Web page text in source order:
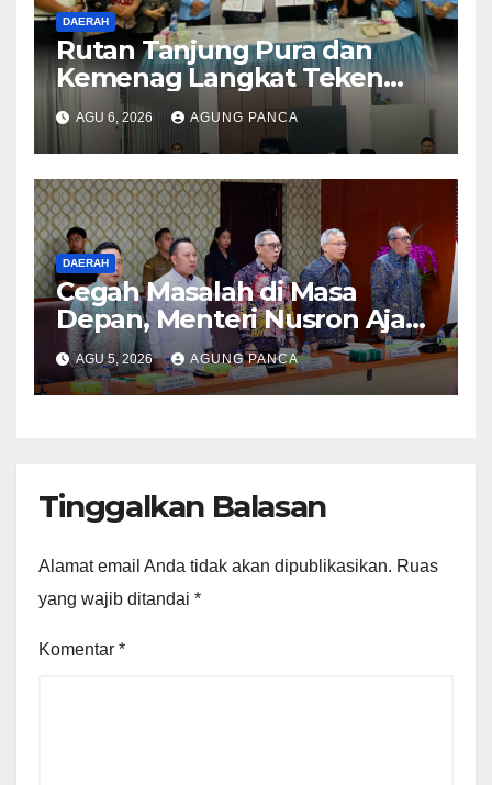
DAERAH
Rutan Tanjung Pura dan
Kemenag Langkat Teken
PKS Pembinaan Kerohanian
Warga Binaan
AGU 6, 2026 AGUNG PANCA
DAERAH
Cegah Masalah di Masa
Depan, Menteri Nusron Ajak
Pemda Percepat Sertipikasi
Tanah Rumah Ibadah di NTT
AGU 5, 2026 AGUNG PANCA
Tinggalkan Balasan
Alamat email Anda tidak akan dipublikasikan. Ruas
yang wajib ditandai *
Komentar *